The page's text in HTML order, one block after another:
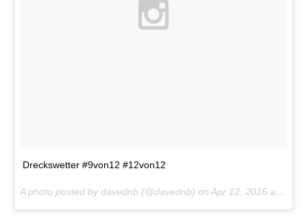
Dreckswetter #9von12 #12von12
A photo posted by davednb (@davednb) on Apr 12, 2016 at 9:24am PDT